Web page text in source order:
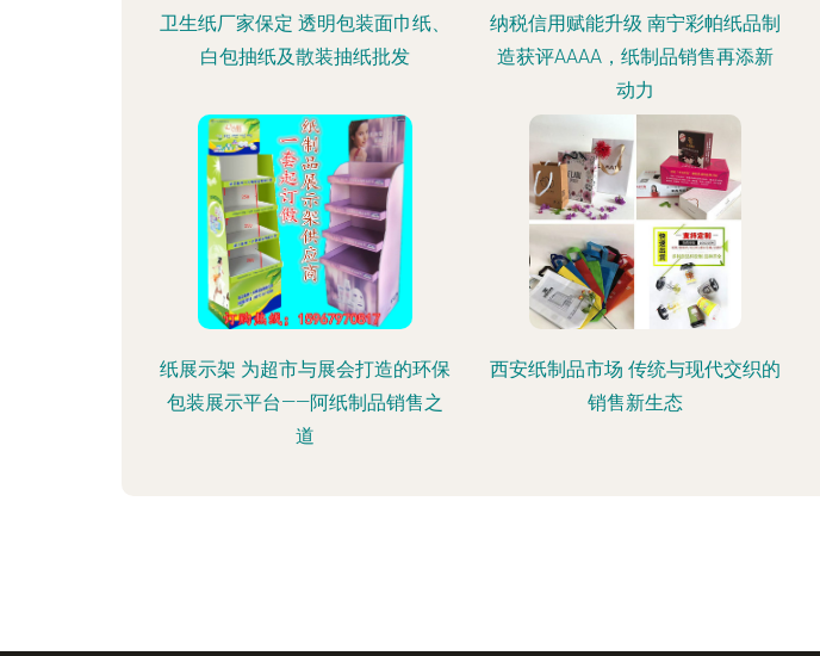
卫生纸厂家保定 透明包装面巾纸、
白包抽纸及散装抽纸批发
纳税信用赋能升级 南宁彩帕纸品制
造获评AAAA，纸制品销售再添新
动力
纸展示架 为超市与展会打造的环保
包装展示平台——阿纸制品销售之
道
西安纸制品市场 传统与现代交织的
销售新生态